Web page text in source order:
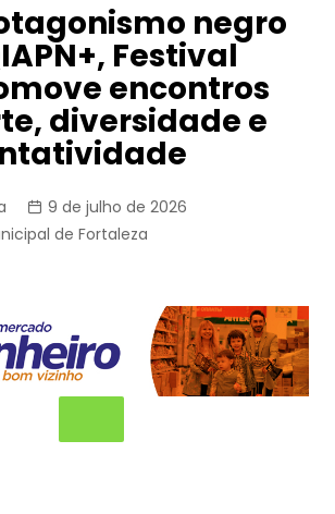
negro
Festival
encontros
diversidade e
9 de julho de 2026
de Fortaleza